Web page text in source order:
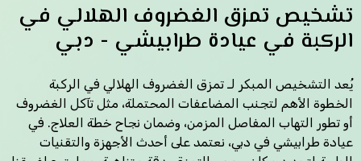
تشخيص تمزق الغضروف الهلالي في
الركبة في عيادة طرابيشي - دبي
يُعد التشخيص المبكر لـ تمزق الغضروف الهلالي في الركبة
الخطوة الأهم لتجنب المضاعفات المحتملة، مثل تآكل الغضروف
أو تطور التهاب المفاصل المزمن، وضمان نجاح خطة العلاج. في
عيادة طرابيشي في دبي، نعتمد على أحدث الأجهزة والتقنيات